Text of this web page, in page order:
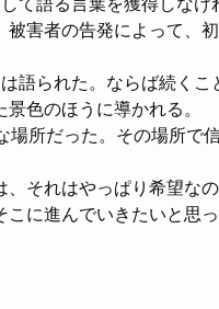
害者の告発によって、
語られた。ならば続く
色のほうに導かれる。
場所だった。その場所
それはやっぱり希望な
に進んでいきたいと思っ